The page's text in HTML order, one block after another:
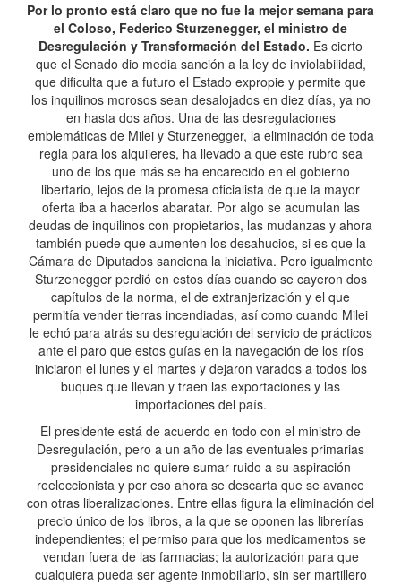
Por lo pronto está claro que no fue la mejor semana para
el Coloso, Federico Sturzenegger, el ministro de
Desregulación y Transformación del Estado. Es cierto
que el Senado dio media sanción a la ley de inviolabilidad,
que dificulta que a futuro el Estado expropie y permite que
los inquilinos morosos sean desalojados en diez días, ya no
en hasta dos años. Una de las desregulaciones
emblemáticas de Milei y Sturzenegger, la eliminación de toda
regla para los alquileres, ha llevado a que este rubro sea
uno de los que más se ha encarecido en el gobierno
libertario, lejos de la promesa oficialista de que la mayor
oferta iba a hacerlos abaratar. Por algo se acumulan las
deudas de inquilinos con propietarios, las mudanzas y ahora
también puede que aumenten los desahucios, si es que la
Cámara de Diputados sanciona la iniciativa. Pero igualmente
Sturzenegger perdió en estos días cuando se cayeron dos
capítulos de la norma, el de extranjerización y el que
permitía vender tierras incendiadas, así como cuando Milei
le echó para atrás su desregulación del servicio de prácticos
ante el paro que estos guías en la navegación de los ríos
iniciaron el lunes y el martes y dejaron varados a todos los
buques que llevan y traen las exportaciones y las
importaciones del país.
El presidente está de acuerdo en todo con el ministro de
Desregulación, pero a un año de las eventuales primarias
presidenciales no quiere sumar ruido a su aspiración
reeleccionista y por eso ahora se descarta que se avance
con otras liberalizaciones. Entre ellas figura la eliminación del
precio único de los libros, a la que se oponen las librerías
independientes; el permiso para que los medicamentos se
vendan fuera de las farmacias; la autorización para que
cualquiera pueda ser agente inmobiliario, sin ser martillero